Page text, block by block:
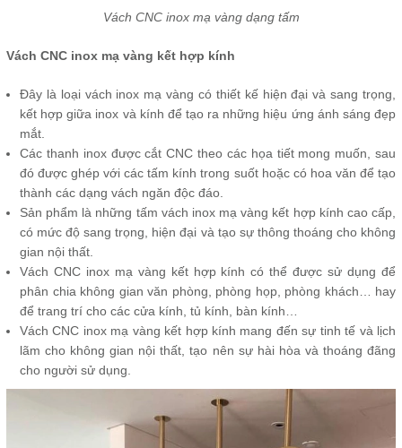
Vách CNC inox mạ vàng dạng tấm
Vách CNC inox mạ vàng kết hợp kính
Đây là loại vách inox mạ vàng có thiết kế hiện đại và sang trọng,
kết hợp giữa inox và kính để tạo ra những hiệu ứng ánh sáng đẹp
mắt.
Các thanh inox được cắt CNC theo các họa tiết mong muốn, sau
đó được ghép với các tấm kính trong suốt hoặc có hoa văn để tạo
thành các dạng vách ngăn độc đáo.
Sản phẩm là những tấm vách inox mạ vàng kết hợp kính cao cấp,
có mức độ sang trọng, hiện đại và tạo sự thông thoáng cho không
gian nội thất.
Vách CNC inox mạ vàng kết hợp kính có thể được sử dụng để
phân chia không gian văn phòng, phòng họp, phòng khách… hay
để trang trí cho các cửa kính, tủ kính, bàn kính…
Vách CNC inox mạ vàng kết hợp kính mang đến sự tinh tế và lịch
lãm cho không gian nội thất, tạo nên sự hài hòa và thoáng đãng
cho người sử dụng.